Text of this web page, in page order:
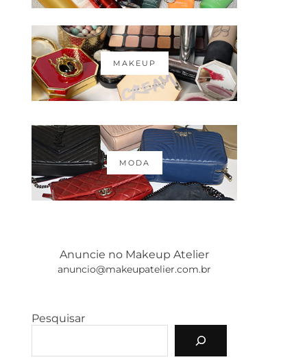
MAKEUP
MODA
Anuncie no Makeup Atelier
anuncio@makeupatelier.com.br
Pesquisar